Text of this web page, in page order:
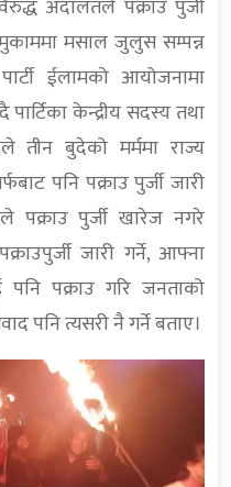
अदालतले पक्राउ पुर्जी
मसाल जुलुस सम्पन्न
ईलामको आयोजनामा
केन्द्रीय सदस्य तथा
तीन बुदेको मर्ममा राज्य
पनि पक्राउ पुर्जी जारी
पक्राउ पुर्जी खारेज नगरे
जारी गर्ने, आफ्ना
पक्राउ गरि जनताको
पनि त्यसरी नै गर्ने बताए।